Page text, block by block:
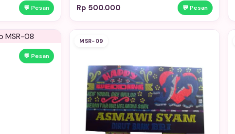
💬 Pesan Rp 500.000 💬 Pesan
💬 Pesan
MSR-09